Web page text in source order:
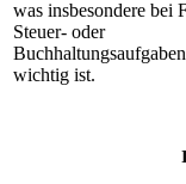
was insbesondere bei
Steuer- oder
Buchhaltungsaufgaben
wichtig ist.